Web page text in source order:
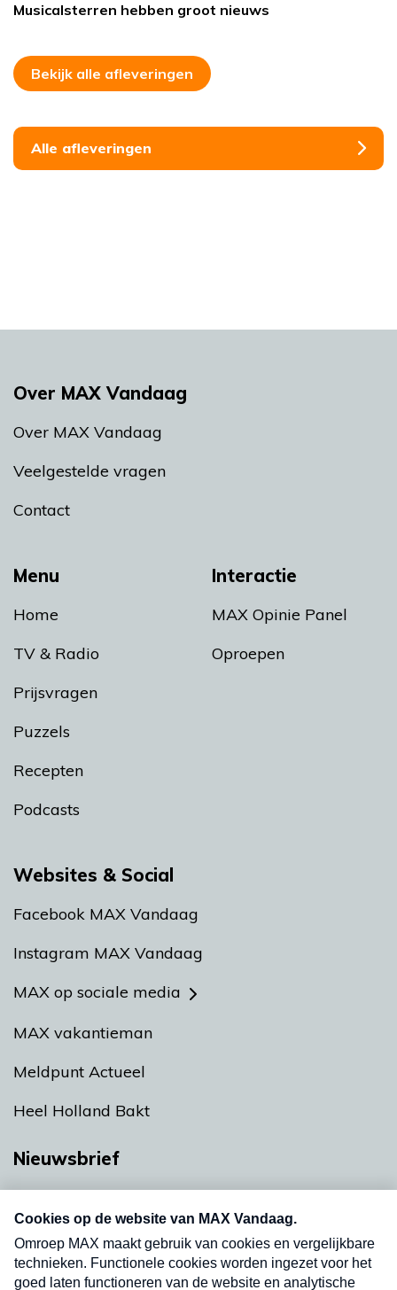
Musicalsterren hebben groot nieuws
Bekijk alle afleveringen
Alle afleveringen
Menu
Home
TV & Radio
Prijsvragen
Puzzels
Recepten
Podcasts
Interactie
MAX Opinie Panel
Oproepen
Over MAX Vandaag
Over MAX Vandaag
Veelgestelde vragen
Contact
Websites & Social
Facebook MAX Vandaag
Instagram MAX Vandaag
MAX op sociale media
MAX vakantieman
Meldpunt Actueel
Heel Holland Bakt
Nieuwsbrief
Neem hier een gratis abonnement op onze
nieuwsbrief. Elke vrijdag- en dinsdagochtend in
uw mailbox.
Verzend